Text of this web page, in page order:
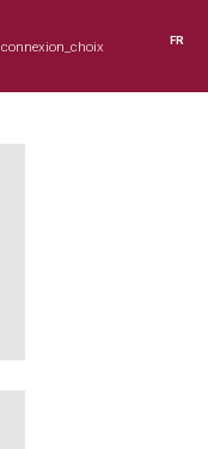
connexion_choix FR